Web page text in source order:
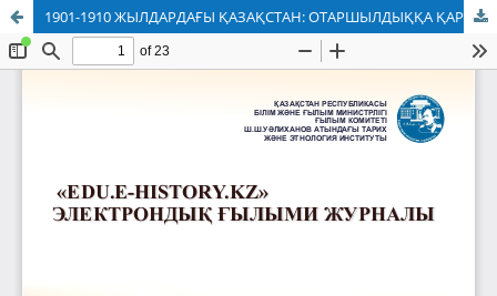
1901-1910 ЖЫЛДАРДАҒЫ ҚАЗАҚСТАН: ОТАРШЫЛДЫҚҚА ҚАРСЫ КҮРЕС ПЕН ҰЛТТЫҚ РУХТЫҢ ӨМІРШЕҢДІГІ